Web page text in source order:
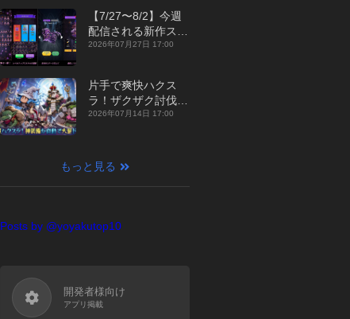
征』【最新作PICKU
P】
【7/27〜8/2】今週
配信される新作スマ
ホゲームをまとめて
年】
2026年07月27日 17:00
片手で爽快ハクス
ラ！ザクザク討伐し
て神装備を集める放
【最新作PICKUP】
2026年07月14日 17:00
もっと見る
Posts by @yoyakutop10
開発者様向け
アプリ掲載